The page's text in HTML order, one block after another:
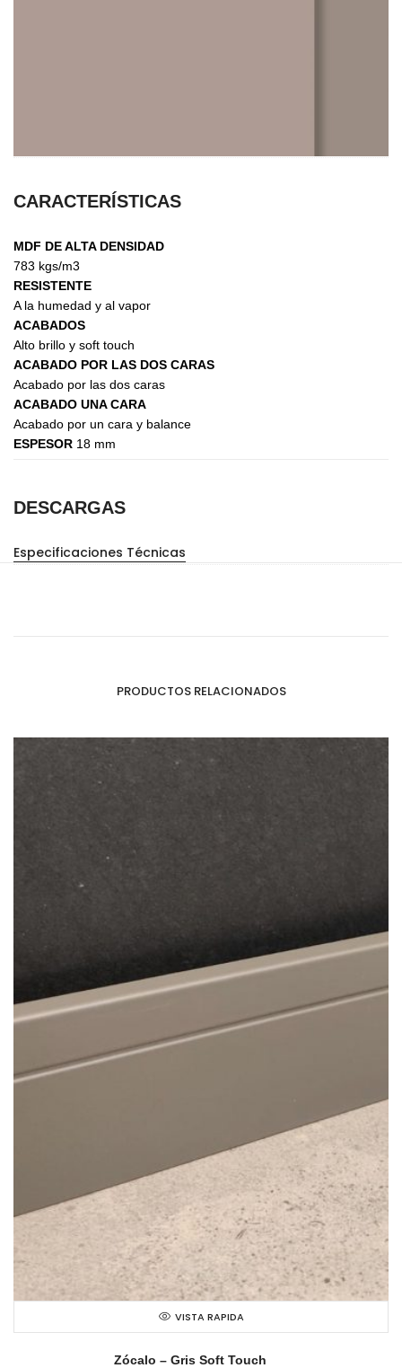
CARACTERÍSTICAS
MDF DE ALTA DENSIDAD
783 kgs/m3
RESISTENTE
A la humedad y al vapor
ACABADOS
Alto brillo y soft touch
ACABADO POR LAS DOS CARAS
Acabado por las dos caras
ACABADO UNA CARA
Acabado por un cara y balance
ESPESOR 18 mm
DESCARGAS
Especificaciones Técnicas
PRODUCTOS RELACIONADOS
VISTA RAPIDA
Zócalo – Gris Soft Touch